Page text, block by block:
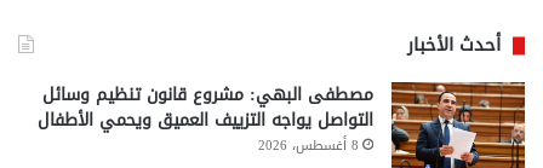
أحدث الأخبار
مصطفى البهي: مشروع قانون تنظيم وسائل
التواصل يواجه التزييف العميق ويحمي الأطفال
8 أغسطس، 2026